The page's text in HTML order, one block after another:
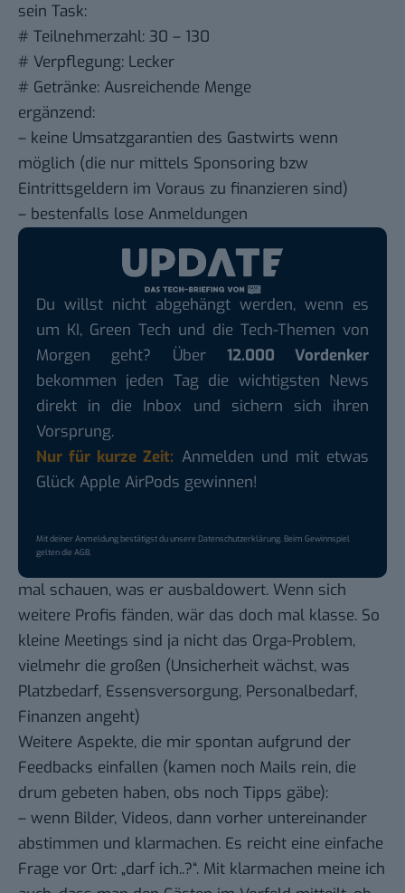
sein Task:
# Teilnehmerzahl: 30 – 130
# Verpflegung: Lecker
# Getränke: Ausreichende Menge
ergänzend:
– keine Umsatzgarantien des Gastwirts wenn
möglich (die nur mittels Sponsoring bzw
Eintrittsgeldern im Voraus zu finanzieren sind)
– bestenfalls lose Anmeldungen
Du willst nicht abgehängt werden, wenn es
um KI, Green Tech und die Tech-Themen von
Morgen geht? Über 12.000 Vordenker
bekommen jeden Tag die wichtigsten News
direkt in die Inbox und sichern sich ihren
Vorsprung.
Nur für kurze Zeit: Anmelden und mit etwas
Glück Apple AirPods gewinnen!
Mit deiner Anmeldung bestätigst du unsereDatenschutzerklärung. Beim Gewinnspiel
gelten dieAGB.
mal schauen, was er ausbaldowert. Wenn sich
weitere Profis fänden, wär das doch mal klasse. So
kleine Meetings sind ja nicht das Orga-Problem,
vielmehr die großen (Unsicherheit wächst, was
Platzbedarf, Essensversorgung, Personalbedarf,
Finanzen angeht)
Weitere Aspekte, die mir spontan aufgrund der
Feedbacks einfallen (kamen noch Mails rein, die
drum gebeten haben, obs noch Tipps gäbe):
– wenn Bilder, Videos, dann vorher untereinander
abstimmen und klarmachen. Es reicht eine einfache
Frage vor Ort: „darf ich..?“. Mit klarmachen meine ich